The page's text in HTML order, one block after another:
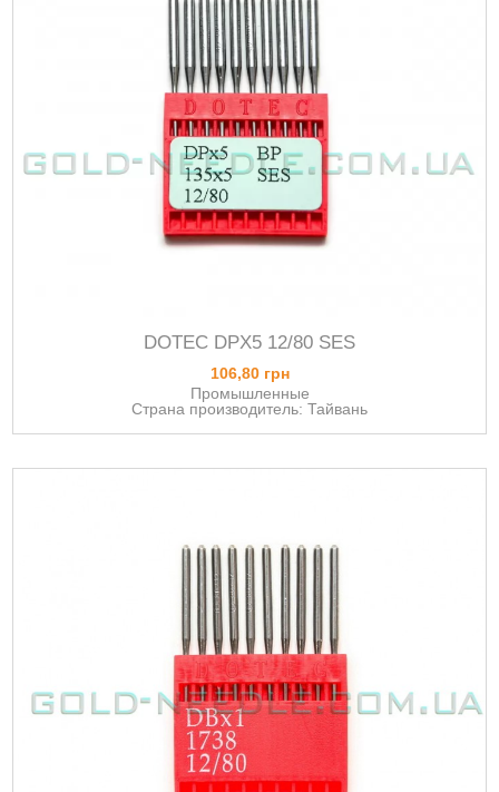
DOTEC DPХ5 12/80 SES
106,80 грн
Промышленные
Страна производитель: Тайвань